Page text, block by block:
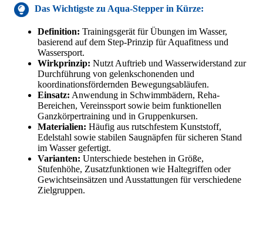
Das Wichtigste zu Aqua-Stepper in Kürze:
Definition: Trainingsgerät für Übungen im Wasser,
basierend auf dem Step-Prinzip für Aquafitness und
Wassersport.
Wirkprinzip: Nutzt Auftrieb und Wasserwiderstand zur
Durchführung von gelenkschonenden und
koordinationsfördernden Bewegungsabläufen.
Einsatz: Anwendung in Schwimmbädern, Reha-
Bereichen, Vereinssport sowie beim funktionellen
Ganzkörpertraining und in Gruppenkursen.
Materialien: Häufig aus rutschfestem Kunststoff,
Edelstahl sowie stabilen Saugnäpfen für sicheren Stand
im Wasser gefertigt.
Varianten: Unterschiede bestehen in Größe,
Stufenhöhe, Zusatzfunktionen wie Haltegriffen oder
Gewichtseinsätzen und Ausstattungen für verschiedene
Zielgruppen.